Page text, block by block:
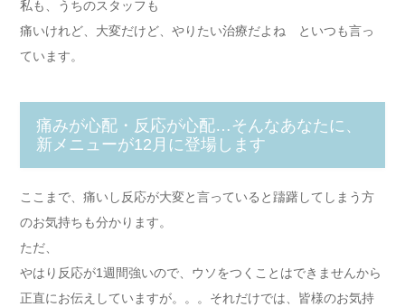
私も、うちのスタッフも
痛いけれど、大変だけど、やりたい治療だよね といつも言っ
ています。
痛みが心配・反応が心配…そんなあなたに、
新メニューが12月に登場します
ここまで、痛いし反応が大変と言っていると躊躇してしまう方
のお気持ちも分かります。
ただ、
やはり反応が1週間強いので、ウソをつくことはできませんから
正直にお伝えしていますが。。。それだけでは、皆様のお気持